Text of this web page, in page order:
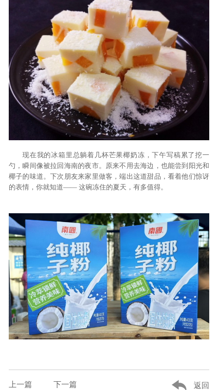
现在我的冰箱里总躺着几杯芒果椰奶冻，下午写稿累了挖一
勺，瞬间像被拉回海南的夜市。原来不用去海边，也能尝到阳光和
椰子的味道。下次朋友来家里做客，端出这道甜品，看着他们惊讶
的表情，你就知道—— 这碗冻住的夏天，有多值得。
上一篇 下一篇 返回